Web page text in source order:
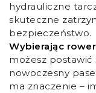
hydrauliczne
skuteczne
bezpieczeństwo.
Wybierając
możesz postawić
nowoczesny
ma znaczenie –